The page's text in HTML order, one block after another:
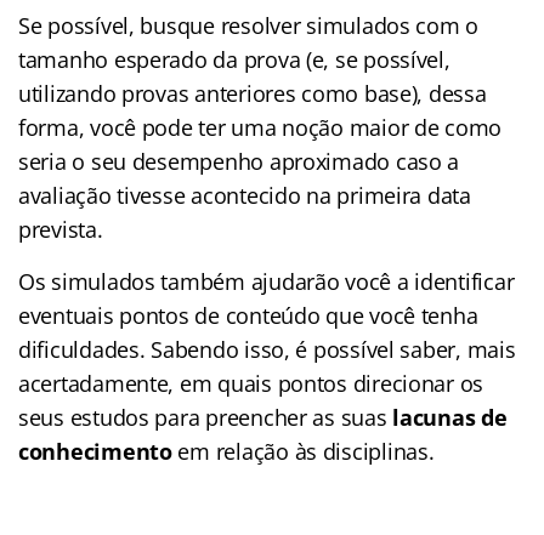
Se possível, busque resolver simulados com o
tamanho esperado da prova (e, se possível,
utilizando provas anteriores como base), dessa
forma, você pode ter uma noção maior de como
seria o seu desempenho aproximado caso a
avaliação tivesse acontecido na primeira data
prevista.
Os simulados também ajudarão você a identificar
eventuais pontos de conteúdo que você tenha
dificuldades. Sabendo isso, é possível saber, mais
acertadamente, em quais pontos direcionar os
seus estudos para preencher as suas lacunas de
conhecimentoem relação às disciplinas.